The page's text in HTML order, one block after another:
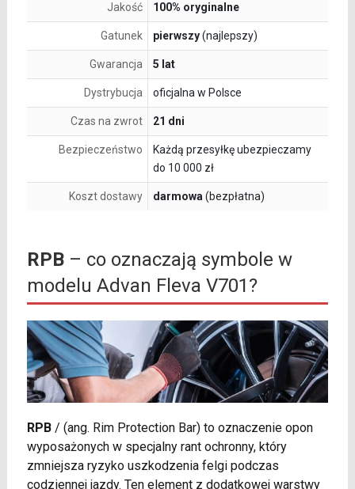
Jakość 100% oryginalne
Gatunek pierwszy(najlepszy)
Gwarancja 5 lat
Dystrybucja oficjalna w Polsce
Czas na zwrot 21 dni
Bezpieczeństwo
Każdą przesyłkę ubezpieczamy
do 10 000 zł
Koszt dostawy darmowa (bezpłatna)
RPB– co oznaczają symbole w
modelu Advan Fleva V701?
RPB/ (ang. Rim Protection Bar) to oznaczenie opon
wyposażonych w specjalny rant ochronny, który
zmniejsza ryzyko uszkodzenia felgi podczas
codziennej jazdy. Ten element z dodatkowej warstwy